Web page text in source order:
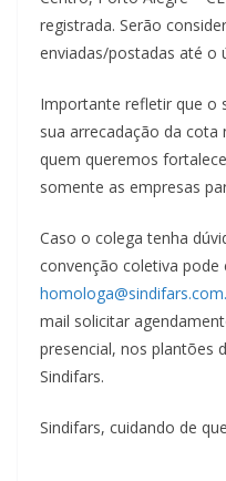
registrada. Serão
enviadas/postadas até o
Importante refletir que o
sua arrecadação da cota
quem queremos
somente as empresas
Caso o colega tenha
convenção coletiva pode
mail solicitar
presencial, nos plantões
Sindifars.
Sindifars, cuidando de